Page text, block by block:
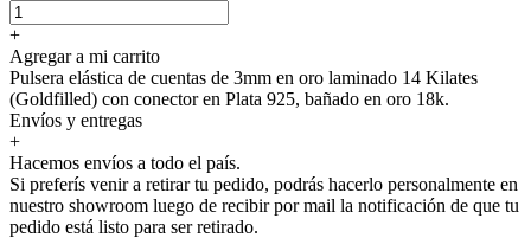
+
Agregar a mi carrito
Pulsera elástica de cuentas de 3mm en oro laminado 14 Kilates
(Goldfilled) con conector en Plata 925, bañado en oro 18k.
Envíos y entregas
+
Hacemos envíos a todo el país.
Si preferís venir a retirar tu pedido, podrás hacerlo personalmente en
nuestro showroom luego de recibir por mail la notificación de que tu
pedido está listo para ser retirado.